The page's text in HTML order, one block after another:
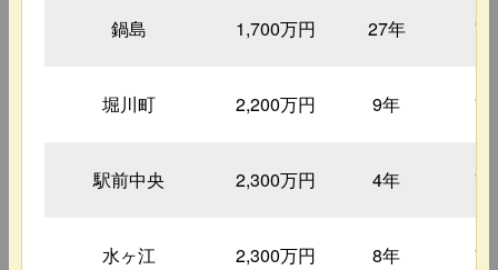
鍋島 1,700万円 27年
堀川町 2,200万円 9年
駅前中央 2,300万円 4年
水ヶ江 2,300万円 8年